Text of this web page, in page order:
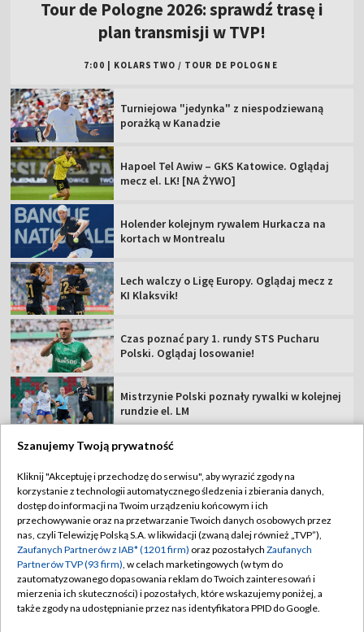
Tour de Pologne 2026: sprawdź trasę i
plan transmisji w TVP!
7:00 KOLARSTWO / TOUR DE POLOGNE
Turniejowa "jedynka" z niespodziewaną
porażką w Kanadzie
Hapoel Tel Awiw – GKS Katowice. Oglądaj
mecz el. LK! [NA ŻYWO]
Holender kolejnym rywalem Hurkacza na
kortach w Montrealu
Lech walczy o Ligę Europy. Oglądaj mecz z
KI Klaksvik!
Czas poznać pary 1. rundy STS Pucharu
Polski. Oglądaj losowanie!
Mistrzynie Polski poznały rywalki w kolejnej
rundzie el. LM
TVP
Abonament TVP
Sklep TVP
Biuro Reklamy
Oferta Handlowa
Regulamin TVP
Polityka prywatności
Moje zgody
Biuro reklamy
Szanujemy Twoją prywatność
Kliknij "Akceptuję i przechodzę do serwisu", aby wyrazić zgody na
korzystanie z technologii automatycznego śledzenia i zbierania danych,
dostęp do informacji na Twoim urządzeniu końcowym i ich
przechowywanie oraz na przetwarzanie Twoich danych osobowych przez
nas, czyli Telewizję Polską S.A. w likwidacji (zwaną dalej również „TVP”),
Zaufanych Partnerów z IAB* (1201 firm) oraz pozostałych Zaufanych
Partnerów TVP (93 firm), w celach marketingowych (w tym do
zautomatyzowanego dopasowania reklam do Twoich zainteresowań i
mierzenia ich skuteczności) i pozostałych, które wskazujemy poniżej, a
także zgody na udostępnianie przez nas identyfikatora PPID do Google.